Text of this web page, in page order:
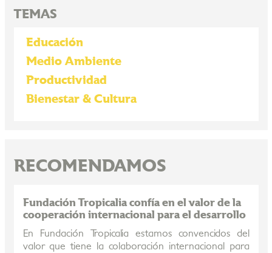
TEMAS
Educación
Medio Ambiente
Productividad
Bienestar & Cultura
RECOMENDAMOS
Fundación Tropicalia confía en el valor de la
cooperación internacional para el desarrollo
En Fundación Tropicalia estamos convencidos del
valor que tiene la colaboración internacional para